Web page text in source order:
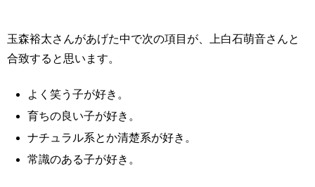
玉森裕太さんがあげた中で次の項目が、上白石萌音さんと
合致すると思います。
よく笑う子が好き。
育ちの良い子が好き。
ナチュラル系とか清楚系が好き。
常識のある子が好き。